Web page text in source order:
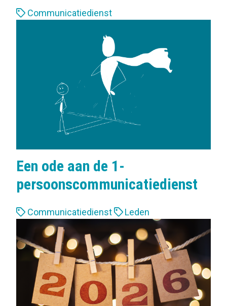
L
Communicatiedienst
Een ode aan de 1-
persoonscommunicatiedienst
L
b
e
Communicatiedienst Leden